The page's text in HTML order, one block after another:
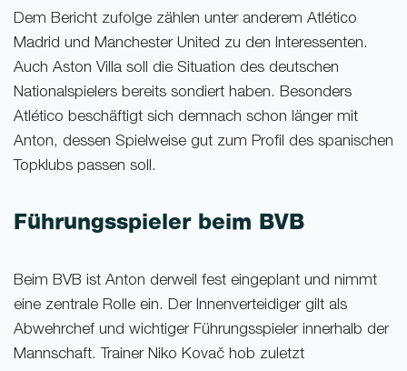
Dem Bericht zufolge zählen unter anderem Atlético
Madrid und Manchester United zu den Interessenten.
Auch Aston Villa soll die Situation des deutschen
Nationalspielers bereits sondiert haben. Besonders
Atlético beschäftigt sich demnach schon länger mit
Anton, dessen Spielweise gut zum Profil des spanischen
Topklubs passen soll.
Führungsspieler beim BVB
Beim BVB ist Anton derweil fest eingeplant und nimmt
eine zentrale Rolle ein. Der Innenverteidiger gilt als
Abwehrchef und wichtiger Führungsspieler innerhalb der
Mannschaft. Trainer Niko Kovač hob zuletzt